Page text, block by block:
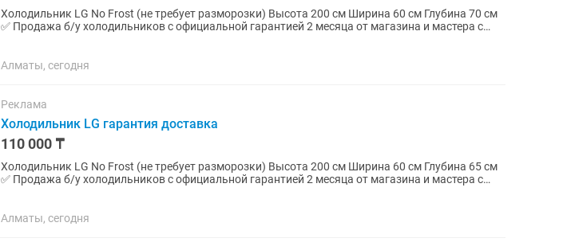
Холодильник LG No Frost (не требует разморозки) Высота 200 см Ширина 60 см Глубина 70 см
✅ Продажа б/у холодильников с официальной гарантией 2 месяца от магазина и мастера с
Алматы, сегодня
Реклама
Холодильник LG гарантия доставка
110 000 ₸
Холодильник LG No Frost (не требует разморозки) Высота 200 см Ширина 60 см Глубина 65 см
✅ Продажа б/у холодильников с официальной гарантией 2 месяца от магазина и мастера с
Алматы, сегодня